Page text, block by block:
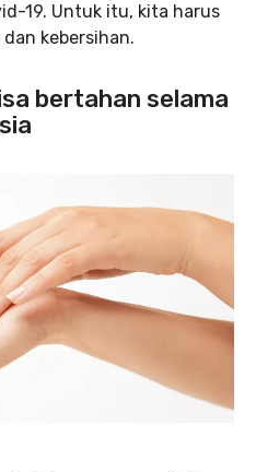
19. Untuk itu, kita harus
kebersihan.
bertahan selama